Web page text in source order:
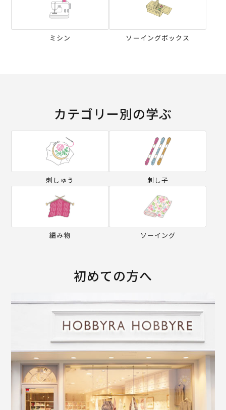
ミシン ソーイングボックス
カテゴリー別の学ぶ
刺しゅう 刺し子
編み物 ソーイング
初めての方へ